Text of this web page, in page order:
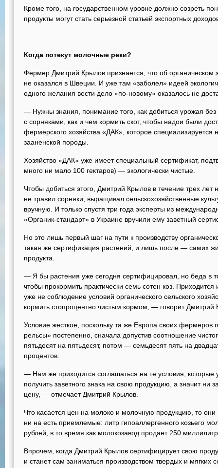
Кроме того, на государственном уровне должно созреть
продукты могут стать серьезной статьей экспортных
Когда потекут молочные реки?
Фермер Дмитрий Крылов признается, что об
не оказался в Швеции. И уже там «заболел» идеей
одного желания вести дело «по-новому» оказалось не
— Нужны знания, понимание того, как добиться урожая без
с сорняками, как и чем кормить скот, чтобы надои были
фермерского хозяйства «ДАК», которое
зааненской породы.
Хозяйство «ДАК» уже имеет специальный сертификат,
много ни мало 100 гектаров) — экологически чистые.
Чтобы добиться этого, Дмитрий Крылов в течение трех лет
не травил сорняки, выращивал сельскохозяйственные
вручную. И только спустя три года эксперты из
«Органик-стандарт» в Украине вручили ему заветный
Но это лишь первый шаг на пути к производству
такая же сертификация растений, и лишь после — самих
продукта.
— Я бы растения уже сегодня сертифицировал, но беда в
чтобы прокормить практически семь сотен коз.
уже не соблюдение условий органического сельского
кормить стопроцентно чистым кормом, — говорит Дмитрий
Условие жесткое, поскольку та же Европа своих фермеров
рельсы» постепенно, сначала допустив соотношение
пятьдесят на пятьдесят, потом — семьдесят пять на
процентов.
— Нам же приходится соглашаться на те условия, которые
получить заветного знака на свою продукцию, а значит ни
цену, — отмечает Дмитрий Крылов.
Что касается цен на молоко и молочную продукцию, то
ни на есть приемлемые: литр гипоаллергенного козьего
рублей, в то время как молокозавод продает 250
Впрочем, когда Дмитрий Крылов сертифицирует свою
и станет сам заниматься производством твердых и